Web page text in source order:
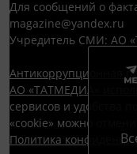
Для сообщений о
magazine@yandex.ru
Учредитель СМИ: АО
Антикоррупционная
АО «ТАТМЕДИА»
сервисов и удобства
«cookie» можно
Политика